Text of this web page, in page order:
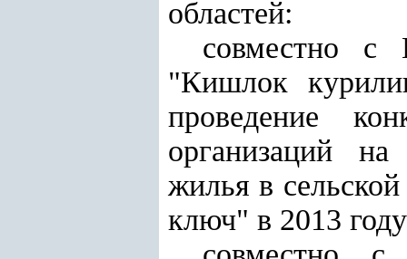
областей:
совместно с
"Кишлок
проведение
организаций на
жилья в
ключ" в 2013